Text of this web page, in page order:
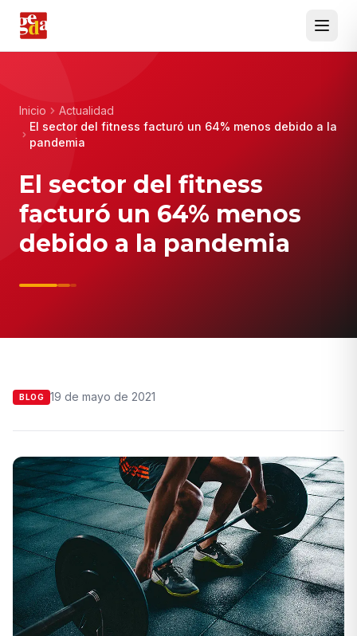
Inicio
Actualidad
El sector del fitness facturó un 64% menos debido a la
pandemia
El sector del fitness
facturó un 64% menos
debido a la pandemia
BLOG 19 de mayo de 2021